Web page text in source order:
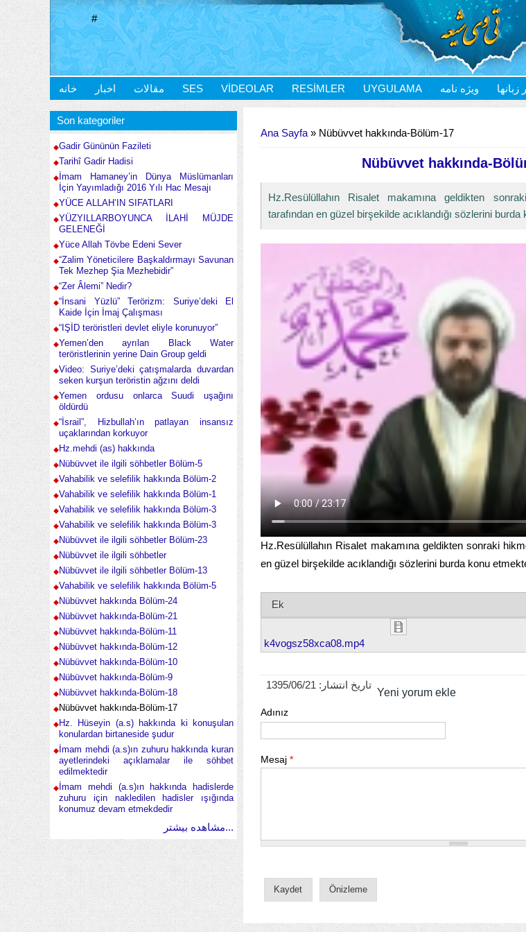
#
خانه اخبار مقالات SES VIDEOLAR RESIMLER UYGULAMA ویژه نامه زبانها
Ana Sayfa » Nübüvvet hakkında-Bölüm-17
Nübüvvet hakkında-
Hz.Resülüllahın Risalet makamına geldikten
tarafından en güzel birşekilde acıklandığı sözlerini
Hz.Resülüllahın Risalet makamına geldikten sonraki
en güzel birşekilde acıklandığı sözlerini burda konu
Ek
k4vogsz58xca08.mp4
تاریخ انتشار: 1395/06/21
Yeni yorum ekle
Adınız
Mesaj *
Son kategoriler
Gadir Gününün Fazileti
Tarihî Gadir Hadisi
İmam Hamaney’in Dünya Müslümanları
İçin Yayımladığı 2016 Yılı Hac Mesajı
YÜCE ALLAH’IN SIFATLARI
YÜZYILLARBOYUNCA İLAHİ MÜJDE
GELENEĞİ
Yüce Allah Tövbe Edeni Sever
“Zalim Yöneticilere Başkaldırmayı Savunan
Tek Mezhep Şia Mezhebidir”
“Zer Âlemi” Nedir?
“İnsani Yüzlü” Terörizm: Suriye’deki El
Kaide İçin İmaj Çalışması
“IŞİD teröristleri devlet eliyle korunuyor”
Yemen’den ayrılan Black Water
teröristlerinin yerine Dain Group geldi
Video: Suriye’deki çatışmalarda duvardan
seken kurşun teröristin ağzını deldi
Yemen ordusu onlarca Suudi uşağını
öldürdü
“İsrail”, Hizbullah’ın patlayan insansız
uçaklarından korkuyor
Hz.mehdi (as) hakkında
Nübüvvet ile ilgili söhbetler Bölüm-5
Vahabilik ve selefilik hakkında Bölüm-2
Vahabilik ve selefilik hakkında Bölüm-1
Vahabilik ve selefilik hakkında Bölüm-3
Vahabilik ve selefilik hakkında Bölüm-3
Nübüvvet ile ilgili söhbetler Bölüm-23
Nübüvvet ile ilgili söhbetler
Nübüvvet ile ilgili söhbetler Bölüm-13
Vahabilik ve selefilik hakkında Bölüm-5
Nübüvvet hakkında Bölüm-24
Nübüvvet hakkında-Bölüm-21
Nübüvvet hakkında-Bölüm-11
Nübüvvet hakkında-Bölüm-12
Nübüvvet hakkında-Bölüm-10
Nübüvvet hakkında-Bölüm-9
Nübüvvet hakkında-Bölüm-18
Nübüvvet hakkında-Bölüm-17
Hz. Hüseyin (a.s) hakkında ki konuşulan
konulardan birtaneside şudur
İmam mehdi (a.s)ın zuhuru hakkında kuran
ayetlerindeki açıklamalar ile söhbet
edilmektedir
İmam mehdi (a.s)ın hakkında hadislerde
zuhuru için nakledilen hadisler ışığında
konumuz devam etmekdedir
مشاهده بیشتر...